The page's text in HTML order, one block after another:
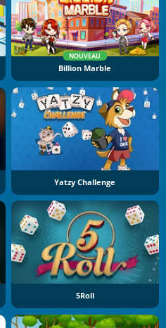
NOUVEAU
Billion Marble
Yatzy Challenge
5Roll